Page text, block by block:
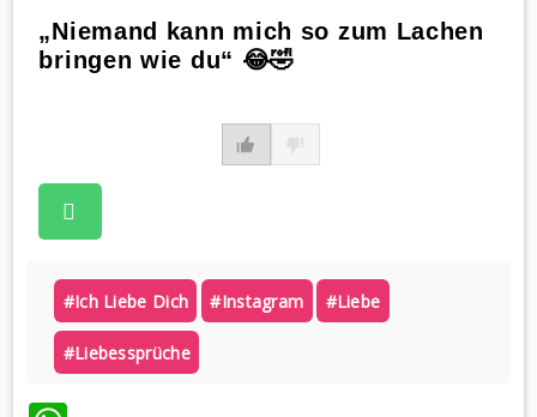
„Niemand kann mich so zum Lachen
bringen wie du“ 😂🤣
#ich Liebe Dich #instagram #liebe
#liebessprüche